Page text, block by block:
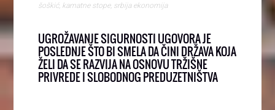
šoškić, kamatne stope, srbija ekonomija
UGROŽAVANJE SIGURNOSTI UGOVORA JE
POSLEDNJE ŠTO BI SMELA DA ČINI DRŽAVA KOJA
ŽELI DA SE RAZVIJA NA OSNOVU TRŽIŠNE
PRIVREDE I SLOBODNOG PREDUZETNIŠTVA